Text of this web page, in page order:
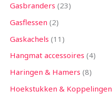
Gasbranders 23
Gasflessen 2
Gaskachels 11
Hangmat accessoires 4
Haringen & Hamers 8
Hoekstukken & Koppelingen